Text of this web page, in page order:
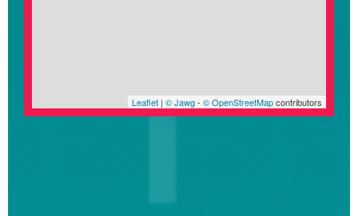
Leaflet | © Jawg- © OpenStreetMapcontributors